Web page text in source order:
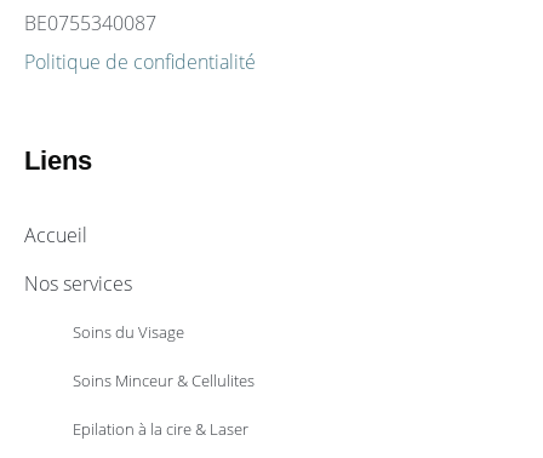
BE0755340087
Politique de confidentialité
Liens
Accueil
Nos services
Soins du Visage
Soins Minceur & Cellulites
Epilation à la cire & Laser